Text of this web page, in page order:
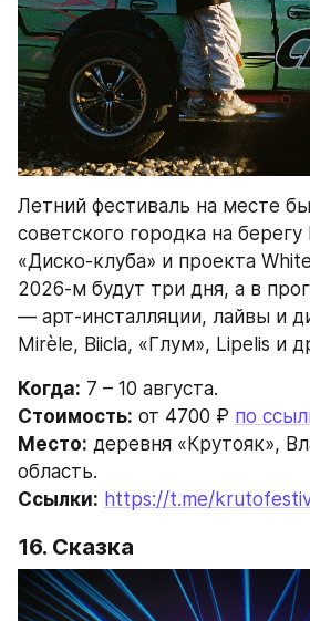
Летний фестиваль на месте
советского городка на
«Диско-клуба» и проекта
2026-м будут три дня, а в
— арт-инсталляции, лайвы и
Mirèle, Biicla, «Глум», Lipelis и
Когда: 7 – 10 августа.
Стоимость: от 4700 ₽ по
Место: деревня «Крутояк»,
область.
Ссылки: https://t.me/
16. Сказка